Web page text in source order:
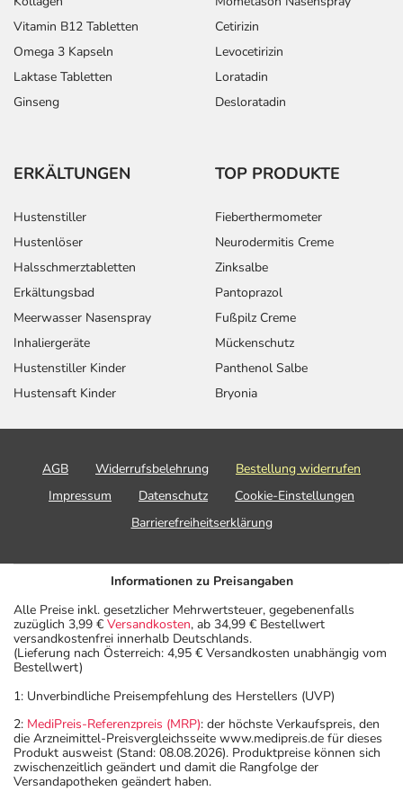
Vitamin B12 Tabletten
Omega 3 Kapseln
Laktase Tabletten
Ginseng
Cetirizin
Levocetirizin
Loratadin
Desloratadin
ERKÄLTUNGEN
Hustenstiller
Hustenlöser
Halsschmerztabletten
Erkältungsbad
Meerwasser Nasenspray
Inhaliergeräte
Hustenstiller Kinder
Hustensaft Kinder
TOP PRODUKTE
Fieberthermometer
Neurodermitis Creme
Zinksalbe
Pantoprazol
Fußpilz Creme
Mückenschutz
Panthenol Salbe
Bryonia
AGB Widerrufsbelehrung
Bestellung widerrufen
Impressum
Datenschutz
Cookie-Einstellungen
Barrierefreiheitserklärung
Informationen zu Preisangaben
Alle Preise inkl. gesetzlicher Mehrwertsteuer, gegebenenfalls
zuzüglich 3,99 € Versandkosten, ab 34,99 € Bestellwert
versandkostenfrei innerhalb Deutschlands.
(Lieferung nach Österreich: 4,95 € Versandkosten unabhängig vom
Bestellwert)
1: Unverbindliche Preisempfehlung des Herstellers (UVP)
2: MediPreis-Referenzpreis (MRP): der höchste Verkaufspreis, den
die Arzneimittel-Preisvergleichsseite www.medipreis.de für dieses
Produkt ausweist (Stand: 08.08.2026). Produktpreise können sich
zwischenzeitlich geändert und damit die Rangfolge der
Versandapotheken geändert haben.